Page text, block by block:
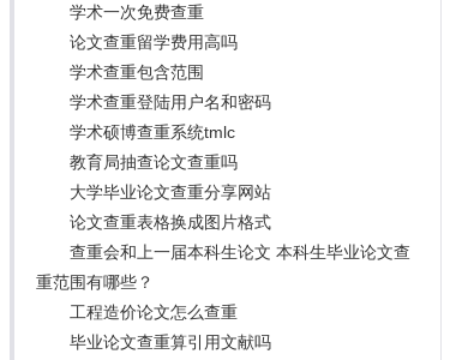
学术一次免费查重
论文查重留学费用高吗
学术查重包含范围
学术查重登陆用户名和密码
学术硕博查重系统tmlc
教育局抽查论文查重吗
大学毕业论文查重分享网站
论文查重表格换成图片格式
查重会和上一届本科生论文 本科生毕业论文查
重范围有哪些？
工程造价论文怎么查重
毕业论文查重算引用文献吗